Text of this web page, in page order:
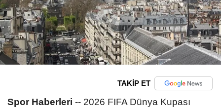
TAKİP ET
Spor Haberleri -- 2026 FIFA Dünya Kupası